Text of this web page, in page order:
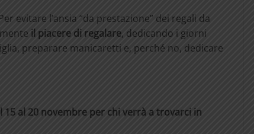
evitare l’ansia “da prestazione” dei regali da
il piacere di regalare, dedicando i giorni
preparare manicaretti e, perché no, dedicare
15 al 20 novembre per chi verrà a trovarci in